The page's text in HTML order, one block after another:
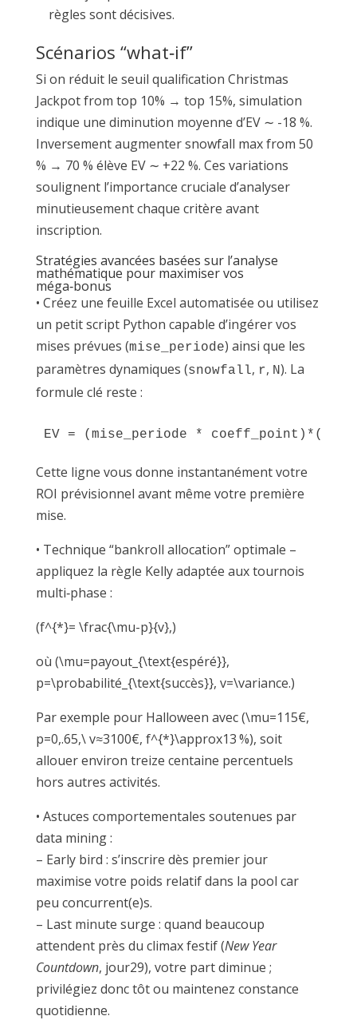
règles sont décisives.
Scénarios “what‑if”
Si on réduit le seuil qualification Christmas
Jackpot from top 10% → top 15%, simulation
indique une diminution moyenne d’EV ∼ -18 %.
Inversement augmenter snow­fall max from 50
% → 70 % élève EV ∼ +22 %. Ces variations
soulignent l’importance cruciale d’analyser
minutieusement chaque critère avant
inscription.
Stratégies avancées basées sur l’analyse
mathématique pour maximiser vos
méga‑bonus
• Créez une feuille Excel automatisée ou utilisez
un petit script Python capable d’ingérer vos
mises prévues (mise_periode) ainsi que les
paramètres dynamiques (snowfall, r, N). La
formule clé reste :
Cette ligne vous donne instantanément votre
ROI prévisionnel avant même votre première
mise.
• Technique “bankroll allocation” optimale –
appliquez la règle Kelly adaptée aux tournois
multi‐phase :
(f^{*}= \frac{\mu-p}{v},)
où (\mu=payout_{\text{espéré}},
p=\probabilité_{\text{succès}}, v=\variance.)
Par exemple pour Halloween avec (\mu=115€,
p=0,.65,\ v≈3100€, f^{*}\approx13 %), soit
allouer environ treize centaine percentuels
hors autres activités.
• Astuces comportementales soutenues par
data mining :
– Early bird : s’inscrire dès premier jour
maximise votre poids relatif dans la pool car
peu concurrent(e)s.
– Last minute surge : quand beaucoup
attendent près du climax festif (New Year
Countdown, jour​29), votre part diminue ;
privilégiez donc tôt ou maintenez constance
quotidienne.